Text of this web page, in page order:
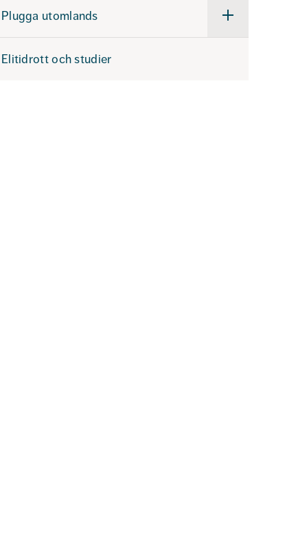
Plugga utomlands
Undermeny
Plugga
Elitidrott och studier